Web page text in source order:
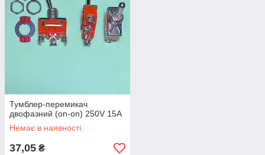
Тумблер-перемикач
двофазний (on-on) 250V 15A
Немає в наявності
37,05 ₴